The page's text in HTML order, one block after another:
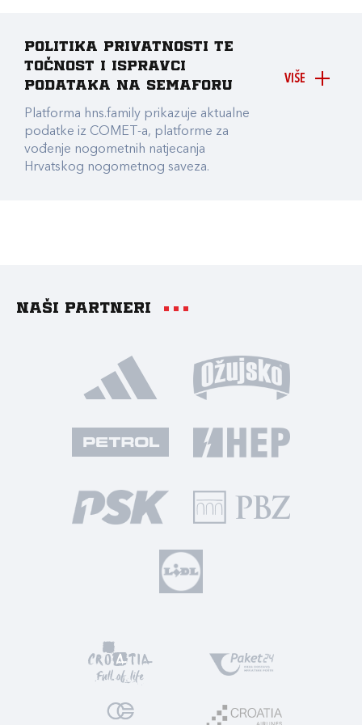
VIŠE
Politika privatnosti te
točnost i ispravci
podataka na Semaforu
Platforma hns.family prikazuje aktualne
podatke iz COMET-a, platforme za
vođenje nogometnih natjecanja
Hrvatskog nogometnog saveza.
Naši partneri